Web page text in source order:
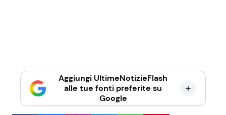
Aggiungi UltimeNotizieFlash
alle tue fonti preferite su
Google